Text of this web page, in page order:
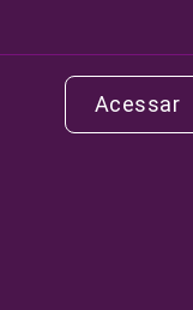
Acessar